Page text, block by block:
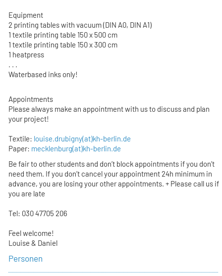
Equipment
2 printing tables with vacuum (DIN A0, DIN A1)
1 textile printing table 150 x 500 cm
1 textile printing table 150 x 300 cm
1 heatpress
. . .
Waterbased inks only!
Appointments
Please always make an appointment with us to discuss and plan
your project!
Textile: louise.drubigny(at)kh-berlin.de
Paper: mecklenburg(at)kh-berlin.de
Be fair to other students and don’t block appointments if you don’t
need them. If you don’t cancel your appointment 24h minimum in
advance, you are losing your other appointments. + Please call us if
you are late
Tel: 030 47705 206
Feel welcome!
Louise & Daniel
Personen